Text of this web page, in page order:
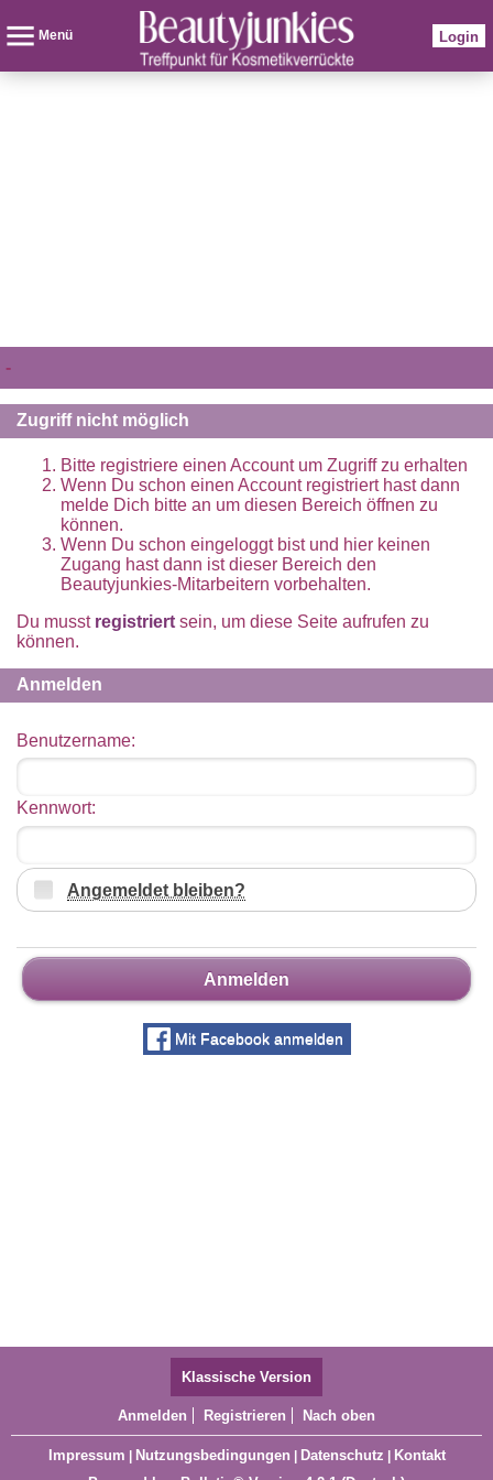
Menü Login
-
Zugriff nicht möglich
Bitte registriere einen Account um Zugriff zu erhalten
Wenn Du schon einen Account registriert hast dann
melde Dich bitte an um diesen Bereich öffnen zu
können.
Wenn Du schon eingeloggt bist und hier keinen
Zugang hast dann ist dieser Bereich den
Beautyjunkies-Mitarbeitern vorbehalten.
Du musst registriert sein, um diese Seite aufrufen zu
können.
Anmelden
Benutzername:
Kennwort:
Angemeldet bleiben?
Anmelden
Mit Facebook anmelden
Klassische Version
Anmelden Registrieren Nach oben
Impressum Nutzungsbedingungen Datenschutz
Kontakt